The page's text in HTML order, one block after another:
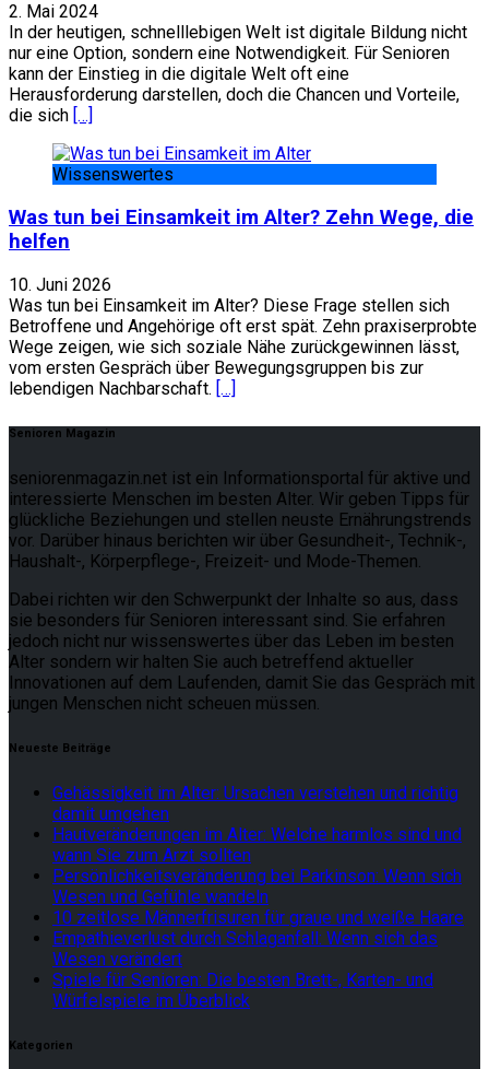
2. Mai 2024
In der heutigen, schnelllebigen Welt ist digitale Bildung nicht
nur eine Option, sondern eine Notwendigkeit. Für Senioren
kann der Einstieg in die digitale Welt oft eine
Herausforderung darstellen, doch die Chancen und Vorteile,
die sich […]
Wissenswertes
Was tun bei Einsamkeit im Alter? Zehn Wege, die
helfen
10. Juni 2026
Was tun bei Einsamkeit im Alter? Diese Frage stellen sich
Betroffene und Angehörige oft erst spät. Zehn praxiserprobte
Wege zeigen, wie sich soziale Nähe zurückgewinnen lässt,
vom ersten Gespräch über Bewegungsgruppen bis zur
lebendigen Nachbarschaft. […]
Senioren Magazin
seniorenmagazin.net ist ein Informationsportal für aktive und
interessierte Menschen im besten Alter. Wir geben Tipps für
glückliche Beziehungen und stellen neuste Ernährungstrends
vor. Darüber hinaus berichten wir über Gesundheit-, Technik-,
Haushalt-, Körperpflege-, Freizeit- und Mode-Themen.
Dabei richten wir den Schwerpunkt der Inhalte so aus, dass
sie besonders für Senioren interessant sind. Sie erfahren
jedoch nicht nur wissenswertes über das Leben im besten
Alter sondern wir halten Sie auch betreffend aktueller
Innovationen auf dem Laufenden, damit Sie das Gespräch mit
jungen Menschen nicht scheuen müssen.
Neueste Beiträge
Gehässigkeit im Alter: Ursachen verstehen und richtig
damit umgehen
Hautveränderungen im Alter: Welche harmlos sind und
wann Sie zum Arzt sollten
Persönlichkeitsveränderung bei Parkinson: Wenn sich
Wesen und Gefühle wandeln
10 zeitlose Männerfrisuren für graue und weiße Haare
Empathieverlust durch Schlaganfall: Wenn sich das
Wesen verändert
Spiele für Senioren: Die besten Brett-, Karten- und
Würfelspiele im Überblick
Kategorien